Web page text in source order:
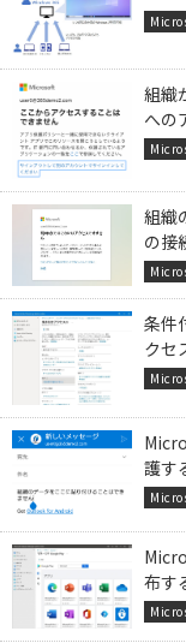
組織
への
組織
の接
条件
クセ
護す
布す